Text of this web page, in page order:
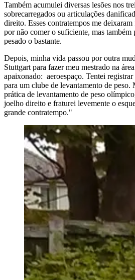
Também acumulei diversas lesões nos
sobrecarregados ou articulações
direito. Esses contratempos me
por não comer o suficiente, mas
pesado o bastante.
Depois, minha vida passou por outra
Stuttgart para fazer meu mestrado na
apaixonado: aeroespaço. Tentei
para um clube de levantamento de peso.
prática de levantamento de peso
joelho direito e fraturei levemente o
grande contratempo."